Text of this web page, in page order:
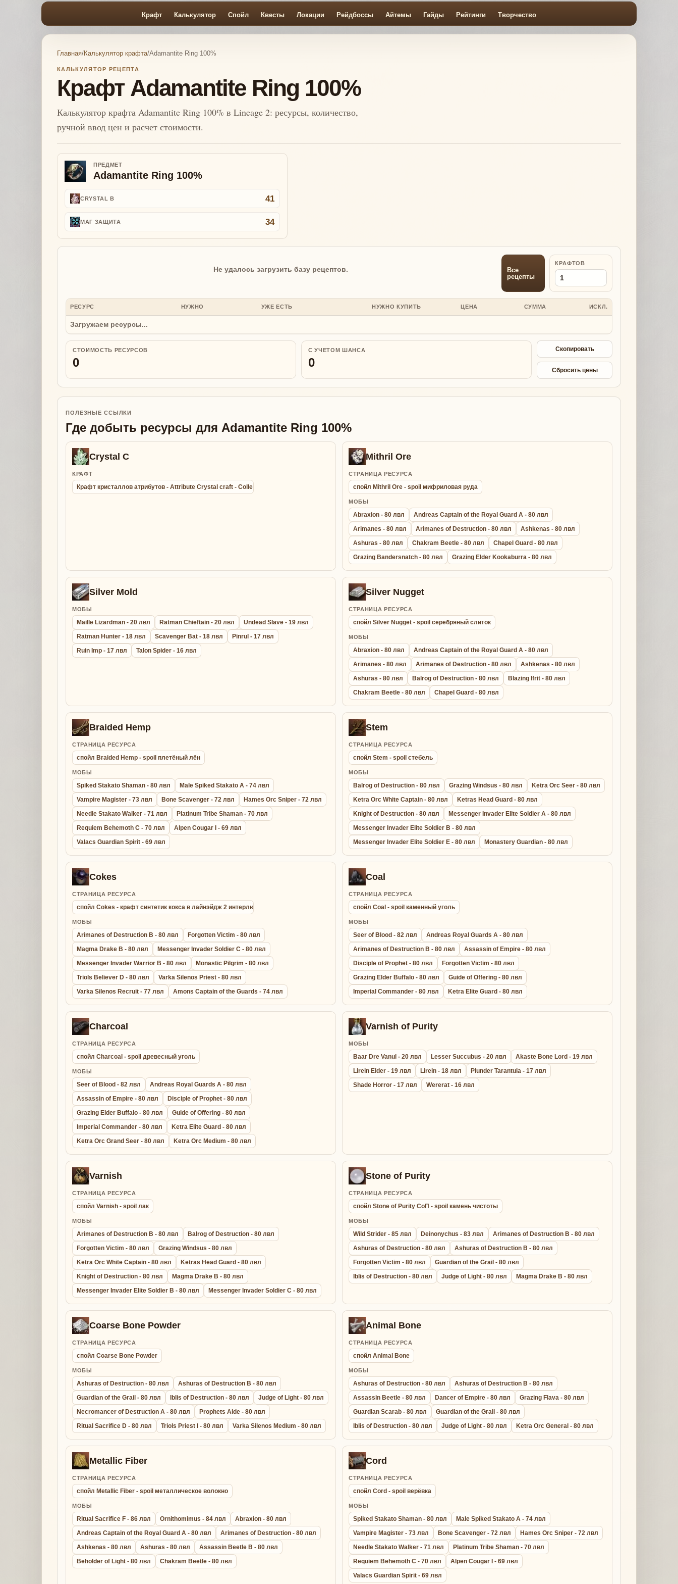
Крафт Калькулятор Спойл Квесты Локации Рейдбоссы Айтемы Гайды Рейтинги Творчество
Главная/Калькулятор крафта/Adamantite Ring 100%
КАЛЬКУЛЯТОР РЕЦЕПТА
Крафт Adamantite Ring 100%
Калькулятор крафта Adamantite Ring 100% в Lineage 2: ресурсы, количество,
ручной ввод цен и расчет стоимости.
ПРЕДМЕТ
Adamantite Ring 100%
CRYSTAL B 41
МАГ ЗАЩИТА 34
Не удалось загрузить базу рецептов.
Все
рецепты
КРАФТОВ
РЕСУРС НУЖНО УЖЕ ЕСТЬ НУЖНО КУПИТЬ ЦЕНА СУММА ИСКЛ.
Загружаем ресурсы...
СТОИМОСТЬ РЕСУРСОВ
0
С УЧЕТОМ ШАНСА
0
Скопировать
Сбросить цены
ПОЛЕЗНЫЕ ССЫЛКИ
Где добыть ресурсы для Adamantite Ring 100%
Crystal C
КРАФТ
Крафт кристаллов атрибутов - Attribute Crystal craft - Collection agathion summon bracelet - Браслет Сбора Энергии
Mithril Ore
СТРАНИЦА РЕСУРСА
спойл Mithril Ore - spoil мифриловая руда
МОБЫ
Abraxion - 80 лвл
Andreas Captain of the Royal Guard A - 80 лвл
Arimanes - 80 лвл
Arimanes of Destruction - 80 лвл
Ashkenas - 80 лвл
Ashuras - 80 лвл
Chakram Beetle - 80 лвл
Chapel Guard - 80 лвл
Grazing Bandersnatch - 80 лвл
Grazing Elder Kookaburra - 80 лвл
Silver Mold
МОБЫ
Maille Lizardman - 20 лвл Ratman Chieftain - 20 лвл
Undead Slave - 19 лвл
Ratman Hunter - 18 лвл
Scavenger Bat - 18 лвл
Pinrul - 17 лвл
Ruin Imp - 17 лвл
Talon Spider - 16 лвл
Silver Nugget
СТРАНИЦА РЕСУРСА
спойл Silver Nugget - spoil серебряный слиток
МОБЫ
Abraxion - 80 лвл
Andreas Captain of the Royal Guard A - 80 лвл
Arimanes - 80 лвл
Arimanes of Destruction - 80 лвл
Ashkenas - 80 лвл
Ashuras - 80 лвл
Balrog of Destruction - 80 лвл
Blazing Ifrit - 80 лвл
Chakram Beetle - 80 лвл
Chapel Guard - 80 лвл
Braided Hemp
СТРАНИЦА РЕСУРСА
спойл Braided Hemp - spoil плетёный лён
МОБЫ
Spiked Stakato Shaman - 80 лвл
Male Spiked Stakato A - 74 лвл
Vampire Magister - 73 лвл
Bone Scavenger - 72 лвл
Hames Orc Sniper - 72 лвл
Needle Stakato Walker - 71 лвл
Platinum Tribe Shaman - 70 лвл
Requiem Behemoth C - 70 лвл
Alpen Cougar I - 69 лвл
Valacs Guardian Spirit - 69 лвл
Stem
СТРАНИЦА РЕСУРСА
спойл Stem - spoil стебель
МОБЫ
Balrog of Destruction - 80 лвл Grazing Windsus - 80 лвл
Ketra Orc Seer - 80 лвл
Ketra Orc White Captain - 80 лвл
Ketras Head Guard - 80 лвл
Knight of Destruction - 80 лвл
Messenger Invader Elite Soldier A - 80 лвл
Messenger Invader Elite Soldier B - 80 лвл
Messenger Invader Elite Soldier E - 80 лвл
Monastery Guardian - 80 лвл
Cokes
СТРАНИЦА РЕСУРСА
спойл Cokes - крафт синтетик кокса в лайнэйдж 2 интерлюд
МОБЫ
Arimanes of Destruction B - 80 лвл
Forgotten Victim - 80 лвл
Magma Drake B - 80 лвл
Messenger Invader Soldier C - 80 лвл
Messenger Invader Warrior B - 80 лвл
Monastic Pilgrim - 80 лвл
Triols Believer D - 80 лвл
Varka Silenos Priest - 80 лвл
Varka Silenos Recruit - 77 лвл
Amons Captain of the Guards - 74 лвл
Coal
СТРАНИЦА РЕСУРСА
спойл Coal - spoil каменный уголь
МОБЫ
Seer of Blood - 82 лвл
Andreas Royal Guards A - 80 лвл
Arimanes of Destruction B - 80 лвл
Assassin of Empire - 80 лвл
Disciple of Prophet - 80 лвл
Forgotten Victim - 80 лвл
Grazing Elder Buffalo - 80 лвл
Guide of Offering - 80 лвл
Imperial Commander - 80 лвл
Ketra Elite Guard - 80 лвл
Charcoal
СТРАНИЦА РЕСУРСА
спойл Charcoal - spoil древесный уголь
МОБЫ
Seer of Blood - 82 лвл
Andreas Royal Guards A - 80 лвл
Assassin of Empire - 80 лвл
Disciple of Prophet - 80 лвл
Grazing Elder Buffalo - 80 лвл
Guide of Offering - 80 лвл
Imperial Commander - 80 лвл
Ketra Elite Guard - 80 лвл
Ketra Orc Grand Seer - 80 лвл
Ketra Orc Medium - 80 лвл
Varnish of Purity
МОБЫ
Baar Dre Vanul - 20 лвл Lesser Succubus - 20 лвл
Akaste Bone Lord - 19 лвл
Lirein Elder - 19 лвл
Lirein - 18 лвл
Plunder Tarantula - 17 лвл
Shade Horror - 17 лвл
Wererat - 16 лвл
Varnish
СТРАНИЦА РЕСУРСА
спойл Varnish - spoil лак
МОБЫ
Arimanes of Destruction B - 80 лвл
Balrog of Destruction - 80 лвл
Forgotten Victim - 80 лвл
Grazing Windsus - 80 лвл
Ketra Orc White Captain - 80 лвл
Ketras Head Guard - 80 лвл
Knight of Destruction - 80 лвл
Magma Drake B - 80 лвл
Messenger Invader Elite Soldier B - 80 лвл
Messenger Invader Soldier C - 80 лвл
Stone of Purity
СТРАНИЦА РЕСУРСА
спойл Stone of Purity СоП - spoil камень чистоты
МОБЫ
Wild Strider - 85 лвл Deinonychus - 83 лвл
Arimanes of Destruction B - 80 лвл
Ashuras of Destruction - 80 лвл
Ashuras of Destruction B - 80 лвл
Forgotten Victim - 80 лвл
Guardian of the Grail - 80 лвл
Iblis of Destruction - 80 лвл
Judge of Light - 80 лвл Magma Drake B - 80 лвл
Coarse Bone Powder
СТРАНИЦА РЕСУРСА
спойл Coarse Bone Powder
МОБЫ
Ashuras of Destruction - 80 лвл
Ashuras of Destruction B - 80 лвл
Guardian of the Grail - 80 лвл
Iblis of Destruction - 80 лвл
Judge of Light - 80 лвл
Necromancer of Destruction A - 80 лвл
Prophets Aide - 80 лвл
Ritual Sacrifice D - 80 лвл
Triols Priest I - 80 лвл Varka Silenos Medium - 80 лвл
Animal Bone
СТРАНИЦА РЕСУРСА
спойл Animal Bone
МОБЫ
Ashuras of Destruction - 80 лвл
Ashuras of Destruction B - 80 лвл
Assassin Beetle - 80 лвл
Dancer of Empire - 80 лвл
Grazing Flava - 80 лвл
Guardian Scarab - 80 лвл
Guardian of the Grail - 80 лвл
Iblis of Destruction - 80 лвл
Judge of Light - 80 лвл Ketra Orc General - 80 лвл
Metallic Fiber
СТРАНИЦА РЕСУРСА
спойл Metallic Fiber - spoil металлическое волокно
МОБЫ
Ritual Sacrifice F - 86 лвл Ornithomimus - 84 лвл
Abraxion - 80 лвл
Andreas Captain of the Royal Guard A - 80 лвл
Arimanes of Destruction - 80 лвл
Ashkenas - 80 лвл
Ashuras - 80 лвл
Assassin Beetle B - 80 лвл
Beholder of Light - 80 лвл
Chakram Beetle - 80 лвл
Cord
СТРАНИЦА РЕСУРСА
спойл Cord - spoil верёвка
МОБЫ
Spiked Stakato Shaman - 80 лвл
Male Spiked Stakato A - 74 лвл
Vampire Magister - 73 лвл
Bone Scavenger - 72 лвл
Hames Orc Sniper - 72 лвл
Needle Stakato Walker - 71 лвл
Platinum Tribe Shaman - 70 лвл
Requiem Behemoth C - 70 лвл
Alpen Cougar I - 69 лвл
Valacs Guardian Spirit - 69 лвл